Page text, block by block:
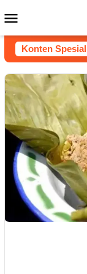
ke
kontenMobile
Konten Spesial
Dhuafa